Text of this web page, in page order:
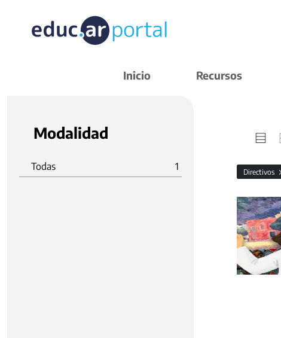
Inicio Recursos
Modalidad
Todas 1 Directivos